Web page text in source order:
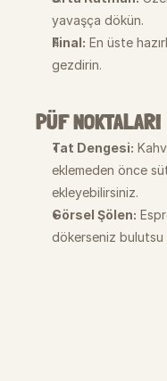
yavaşça dökün.
Final: En üste
gezdirin.
PÜF NOKTALARI
Tat Dengesi:
eklemeden önce
ekleyebilirsiniz.
Görsel Şölen:
dökerseniz bulutsu